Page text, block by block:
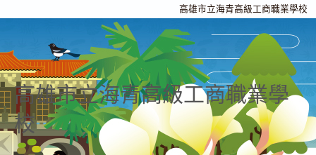
高雄市立海青高級工商職業學校
高雄市立海青高級工商職業學
校